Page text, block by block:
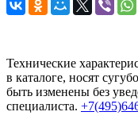
Технические
в каталоге, носят
быть изменены без
специалиста.